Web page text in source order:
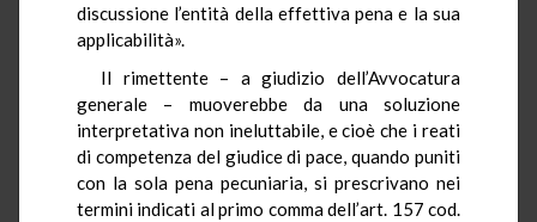
discussione l’entità della effettiva pena e la sua
applicabilità».
Il rimettente – a giudizio dell’Avvocatura
generale – muoverebbe da una soluzione
interpretativa non ineluttabile, e cioè che i reati
di competenza del giudice di pace, quando puniti
con la sola pena pecuniaria, si prescrivano nei
termini indicati al primo comma dell’art. 157 cod.